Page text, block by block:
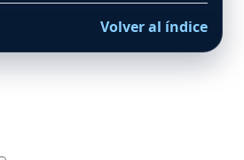
Volver al índice